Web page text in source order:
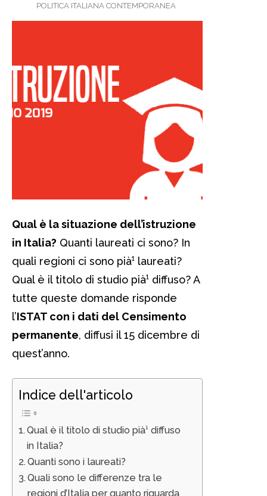
POLITICA ITALIANA CONTEMPORANEA
Qual è la situazione dell’istruzione
in Italia? Quanti laureati ci sono? In
quali regioni ci sono pià¹ laureati?
Qual è il titolo di studio pià¹ diffuso? A
tutte queste domande risponde
l’ISTAT con i dati del Censimento
permanente, diffusi il 15 dicembre di
quest’anno.
Indice dell'articolo
Qual è il titolo di studio pià¹ diffuso
in Italia?
Quanti sono i laureati?
Quali sono le differenze tra le
regioni d’Italia per quanto riguarda